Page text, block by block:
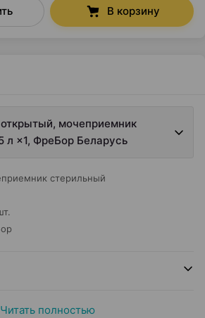
В корзину
мочеприемник
л ×1, ФреБор Беларусь
стерильный
Читать полностью